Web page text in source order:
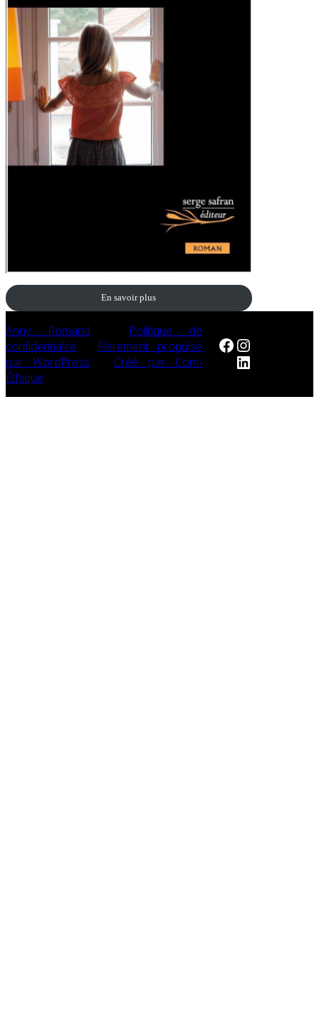
En savoir plus
Anny Romand
Politique de
confidentialité
Fièrement propulsé
par WordPress
Créé par Com-
Éthique
Facebook
Instagram
LinkedIn